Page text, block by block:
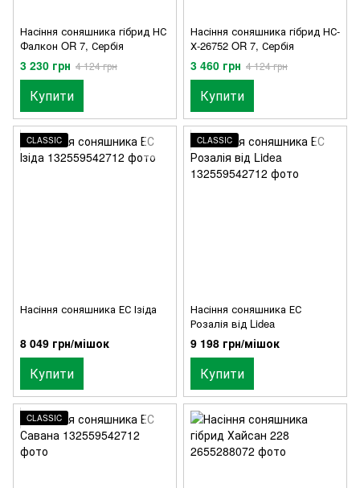
Насіння соняшника гібрид НС
Фалкон OR 7, Сербія
3 230 грн 4 124 грн
Купити
Насіння соняшника гібрид НС-
Х-26752 OR 7, Сербія
3 460 грн 4 124 грн
Купити
CLASSIC
Насіння соняшника ЕС Ізіда
8 049 грн/мішок
Купити
CLASSIC
Насіння соняшника ЕС
Розалія від Lidea
9 198 грн/мішок
Купити
CLASSIC